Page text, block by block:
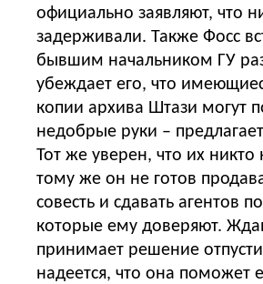
официально заявляют, что
задерживали. Также Фосс
бывшим начальником ГУ
убеждает его, что
копии архива Штази могут
недобрые руки –
Тот же уверен, что их никто
тому же он не готов
совесть и сдавать агентов
которые ему доверяют.
принимает решение
надеется, что она поможет